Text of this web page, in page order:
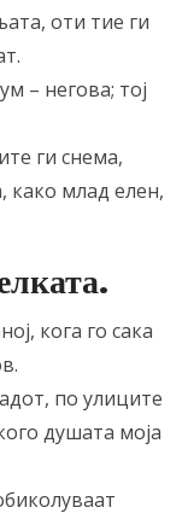
оти тие ги
– негова; тој
ги снема,
како млад елен,
кога го сака
по улиците
душата моја